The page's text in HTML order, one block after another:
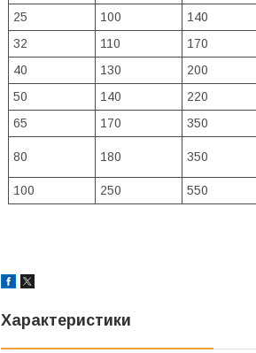
25
100 140
32
110 170
40
130 200
50
140 220
65
170 350
80 180 350
100 250 550
Характеристики